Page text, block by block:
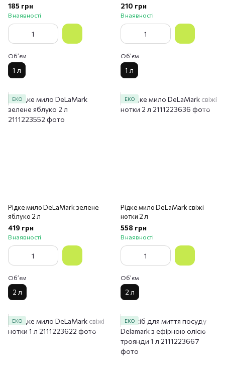
римської ромашки 1 л
185 грн
В наявності
Обʼєм
1 л
л
210 грн
В наявності
Обʼєм
1 л
ЕКО
Рідке мило DeLaMark зелене
яблуко 2 л
419 грн
В наявності
Обʼєм
2 л
ЕКО
Рідке мило DeLaMark свіжі
нотки 2 л
558 грн
В наявності
Обʼєм
2 л
ЕКО ЕКО